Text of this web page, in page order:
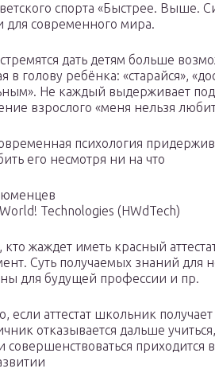
спорта «Быстрее. Выше.
для современного мира.
дать детям больше
в голову ребёнка: «старайся»,
Не каждый выдерживает
взрослого «меня нельзя
психология
его несмотря ни на что
Technologies (HWdTech)
кто жаждет иметь красный
Суть получаемых знаний для
для будущей профессии и пр.
если аттестат школьник
отказывается дальше
совершенствоваться